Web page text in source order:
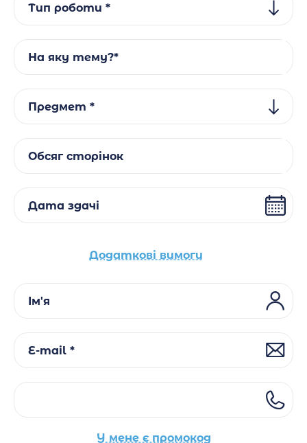
Тип роботи *
На яку тему?*
Предмет *
Обсяг сторінок
Дата здачі
Додаткові вимоги
Ім'я
E-mail *
У мене є промокод